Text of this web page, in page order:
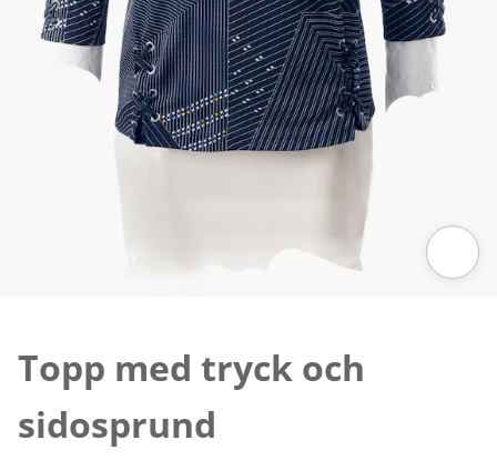
Topp med tryck och
sidosprund